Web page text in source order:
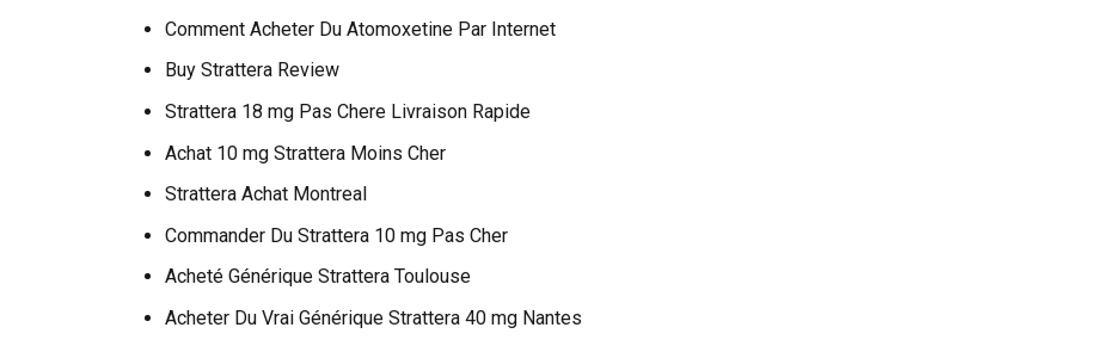
Comment Acheter Du Atomoxetine Par Internet
Buy Strattera Review
Strattera 18 mg Pas Chere Livraison Rapide
Achat 10 mg Strattera Moins Cher
Strattera Achat Montreal
Commander Du Strattera 10 mg Pas Cher
Acheté Générique Strattera Toulouse
Acheter Du Vrai Générique Strattera 40 mg Nantes